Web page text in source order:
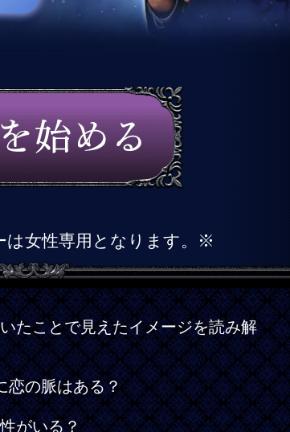
女性専用となります。※
たことで見えたイメージを読み解
恋の脈はある？
がいる？